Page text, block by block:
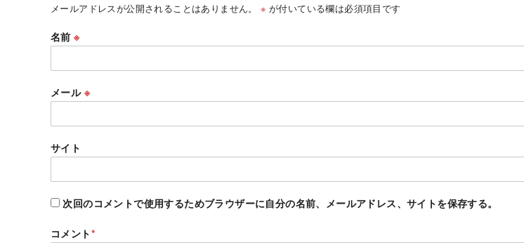
メールアドレスが公開されることはありません。 ※ が付いている欄は必須項目です
名前※
メール ※
サイト
次回のコメントで使用するためブラウザーに自分の名前、メールアドレス、サイトを保存する。
コメント*